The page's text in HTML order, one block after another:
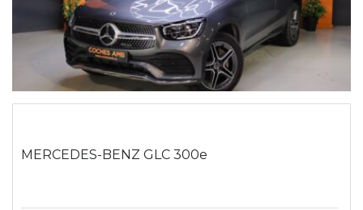
MERCEDES-BENZ GLC 300e